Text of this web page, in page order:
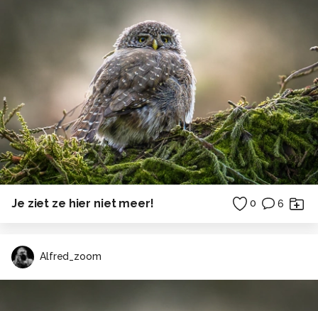
Je ziet ze hier niet meer! 0 6
Alfred_zoom